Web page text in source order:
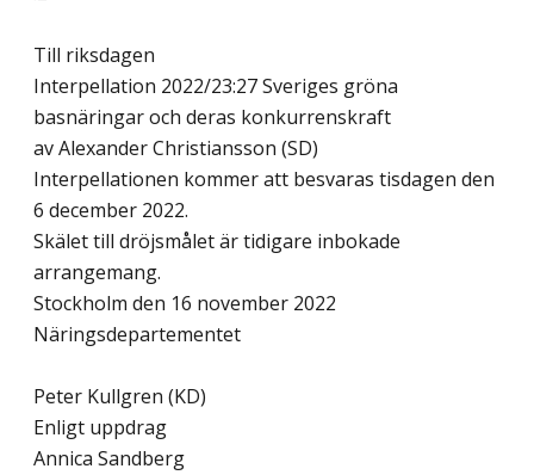
Till riksdagen
Interpellation 2022/23:27 Sveriges gröna
basnäringar och deras konkurrenskraft
av Alexander Christiansson (SD)
Interpellationen kommer att besvaras tisdagen den
6 december 2022.
Skälet till dröjsmålet är tidigare inbokade
arrangemang.
Stockholm den 16 november 2022
Näringsdepartementet
Peter Kullgren (KD)
Enligt uppdrag
Annica Sandberg